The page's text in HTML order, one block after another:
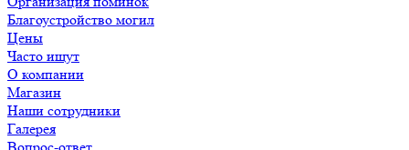
Благоустройство могил
Цены
Часто ищут
О компании
Магазин
Наши сотрудники
Галерея